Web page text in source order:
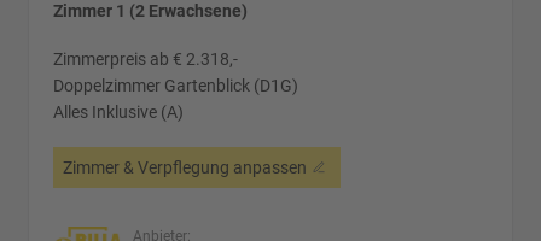
Zimmer 1 (2 Erwachsene)
Zimmerpreis ab € 2.318,-
Doppelzimmer Gartenblick (D1G)
Alles Inklusive (A)
Zimmer & Verpflegung anpassen
Anbieter: